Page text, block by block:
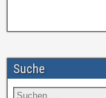
Suche